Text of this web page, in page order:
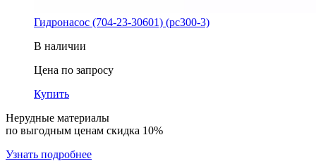
Гидронасос (704-23-30601) (pc300-3)
В наличии
Цена по запросу
Купить
Нерудные материалы
по выгодным ценам скидка 10%
Узнать подробнее